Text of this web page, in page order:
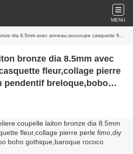
MENU
fleur,collage pierre perle fimo,diy bijou pendentif breloque,bobo boho gothique,baroque rococo victorien,deco scrap
bronze dia 8.5mm avec
fleur,collage pierre
pendentif breloque,bobo
rococo victorien,deco